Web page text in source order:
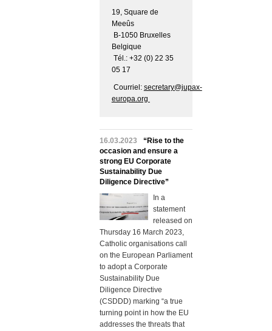
19, Square de
Meeûs
B-1050 Bruxelles
Belgique
Tél.: +32 (0) 22 35
05 17
Courriel: secretary@jupax-
europa.org
16.03.2023
“Rise to the
occasion and ensure a
strong EU Corporate
Sustainability Due
Diligence Directive”
In a
statement
released on
Thursday 16 March 2023,
Catholic organisations call
on the European Parliament
to adopt a Corporate
Sustainability Due
Diligence Directive
(CSDDD) marking “a true
turning point in how the EU
addresses the threats that